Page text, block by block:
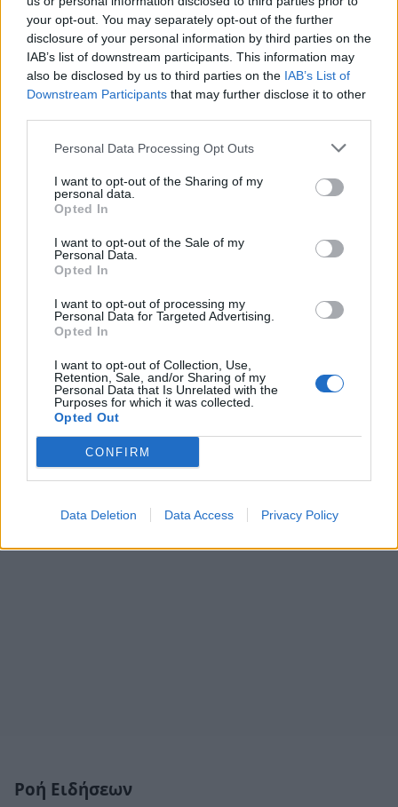
your opt-out. You may separately opt-out of the further
disclosure of your personal information by third parties on the
IAB’s list of downstream participants. This information may
also be disclosed by us to third parties on the IAB’s List of
Downstream Participants that may further disclose it to other
Personal Data Processing Opt Outs
I want to opt-out of the Sharing of my
personal data.
Opted In
I want to opt-out of the Sale of my
Personal Data.
Opted In
I want to opt-out of processing my
Personal Data for Targeted Advertising.
Opted In
I want to opt-out of Collection, Use,
Retention, Sale, and/or Sharing of my
Personal Data that Is Unrelated with the
Purposes for which it was collected.
Opted Out
CONFIRM
Data Deletion Data Access Privacy Policy
Όπως έγινε γνωστό ο πιλότος έχασε τον έλεγχο του αμφίβιου αεροσκάφους ultralight Ι-
Α651 και έτσι η συντριβή ήταν αναπόφευκτη μετά την πρόσκρουση στο έδαφος.
Σύμφωνα με πληροφορίες νεκροί είναι ο χειριστής του αεροσκάφους και ο βοηθός του,
Ροή Ειδήσεων